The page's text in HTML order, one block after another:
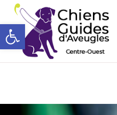
Ouvrir la barre d’outils